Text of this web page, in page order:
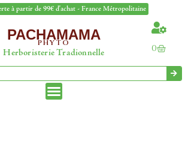
à partir de 99€ d'achat - France Métropolitaine
PACHAMAMA
PHYTO
Herboristerie Tradionnelle 0